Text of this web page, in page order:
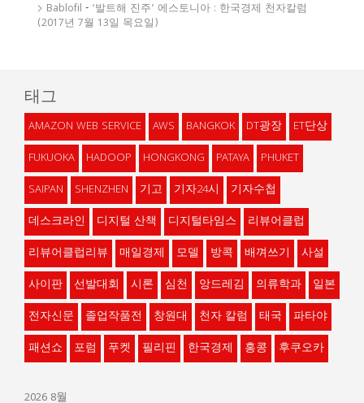
Bablofil - ‘발트해 진주’ 에스토니아 : 한국경제 천자칼럼
(2017년 7월 13일 목요일)
태그
AMAZON WEB SERVICE AWS BANGKOK DT광장
ET단상
FUKUOKA
HADOOP HONGKONG PATAYA
PHUKET
SAIPAN
SHENZHEN 기고 기자24시
기자수첩
데스크라인
디지털 산책 디지털타임스
리뷰어클럽
리뷰어클럽리뷰
매일경제 모델 방콕 배껴쓰기
사설
사이판
선발대회 시론 심천 앙드레김 의류학과
일본
전자신문
졸업작품전 창원대 천자 칼럼 태국
파타야
패션쇼
포럼 푸켓 필리핀 한국경제 홍콩 후쿠오카
2026 8월